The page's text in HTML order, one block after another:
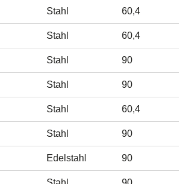
Stahl 60,4
Stahl 60,4
Stahl 90
Stahl 90
Stahl 60,4
Stahl 90
Edelstahl 90